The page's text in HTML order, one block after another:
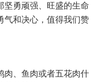
坚勇顽强、旺盛的生命
气和决心，值得我们赞
肉、鱼肉或者五花肉什